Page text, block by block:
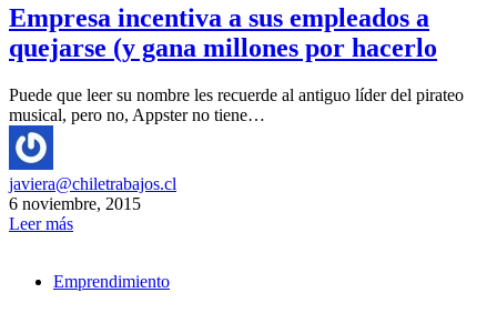
Empresa incentiva a sus empleados a
quejarse (y gana millones por hacerlo
Puede que leer su nombre les recuerde al antiguo líder del pirateo
musical, pero no, Appster no tiene…
javiera@chiletrabajos.cl
6 noviembre, 2015
Leer más
Emprendimiento